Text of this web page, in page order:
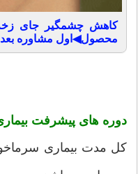
محصول◀اول مشاوره بعد
دوره های پیشرفت
کل مدت بیماری